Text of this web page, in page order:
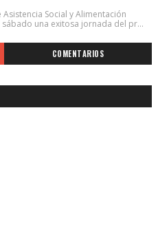
Social y Alimentación
una exitosa jornada del pr...
COMENTARIOS